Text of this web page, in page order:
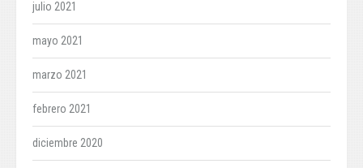
julio 2021
mayo 2021
marzo 2021
febrero 2021
diciembre 2020